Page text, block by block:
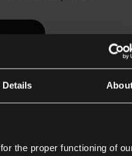
Details
the proper functioning of
kiezen voor een